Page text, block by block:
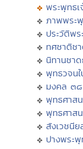
พระพุทธเ
ภาพพระ
ประวัติพ
ทศชาติช
นิทานชา
พุทธวจน
มงคล ๓๘
พุทธศาส
พุทธศาส
สังเวชนี
ปางพระ